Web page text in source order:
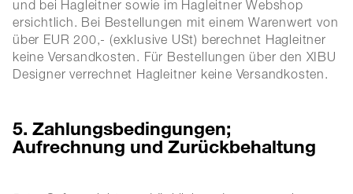
und bei Hagleitner sowie im Hagleitner Webshop
ersichtlich. Bei Bestellungen mit einem Warenwert von
über EUR 200,- (exklusive USt) berechnet Hagleitner
keine Versandkosten. Für Bestellungen über den XIBU
Designer verrechnet Hagleitner keine Versandkosten.
5. Zahlungsbedingungen;
Aufrechnung und Zurückbehaltung